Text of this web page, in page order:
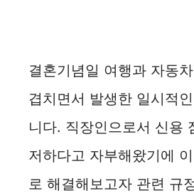
결혼기념일 여행과 자동
겹치면서 발생한 일시적
니다. 직장인으로서 신용
저하다고 자부해왔기에
로 해결해보고자 관련 규